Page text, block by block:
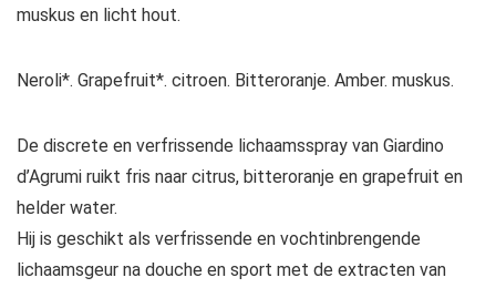
muskus en licht hout.
Neroli*. Grapefruit*. citroen. Bitteroranje. Amber. muskus.
De discrete en verfrissende lichaamsspray van Giardino
d’Agrumi ruikt fris naar citrus, bitteroranje en grapefruit en
helder water.
Hij is geschikt als verfrissende en vochtinbrengende
lichaamsgeur na douche en sport met de extracten van